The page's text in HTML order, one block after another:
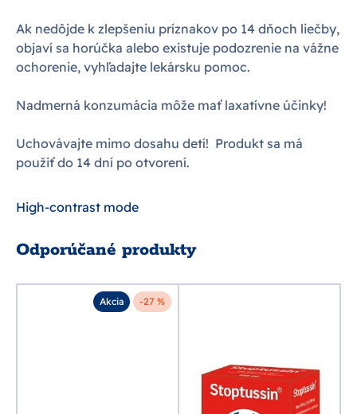
Ak nedôjde k zlepšeniu príznakov po 14 dňoch liečby,
objaví sa horúčka alebo existuje podozrenie na vážne
ochorenie, vyhľadajte lekársku pomoc.
Nadmerná konzumácia môže mať laxatívne účinky!
Uchovávajte mimo dosahu detí! Produkt sa má
použiť do 14 dní po otvorení.
High-contrast mode
Odporúčané produkty
Akcia -27 %